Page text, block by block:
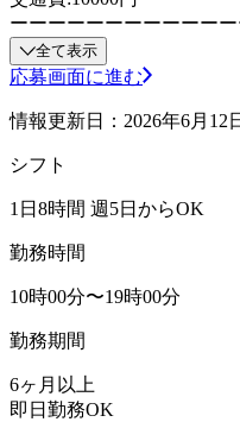
ーーーーーーーーーーー
全て表示
応募画面に進む
情報更新日：2026年6月12
シフト
1日8時間 週5日からOK
勤務時間
10時00分〜19時00分
勤務期間
6ヶ月以上
即日勤務OK